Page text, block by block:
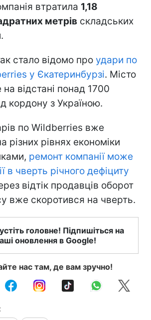
втратила 1,18
метрів складських
стало відомо про удари по
у Єкатеринбурзі. Місто
відстані понад 1700
кордону з Україною.
по Wildberries вже
різних рівнях економіки
ремонт компанії може
в чверть річного дефіциту
відтік продавців оборот
вже скоротився на чверть.
головне! Підпишіться на
оновлення в Google!
нас там, де вам зручно!